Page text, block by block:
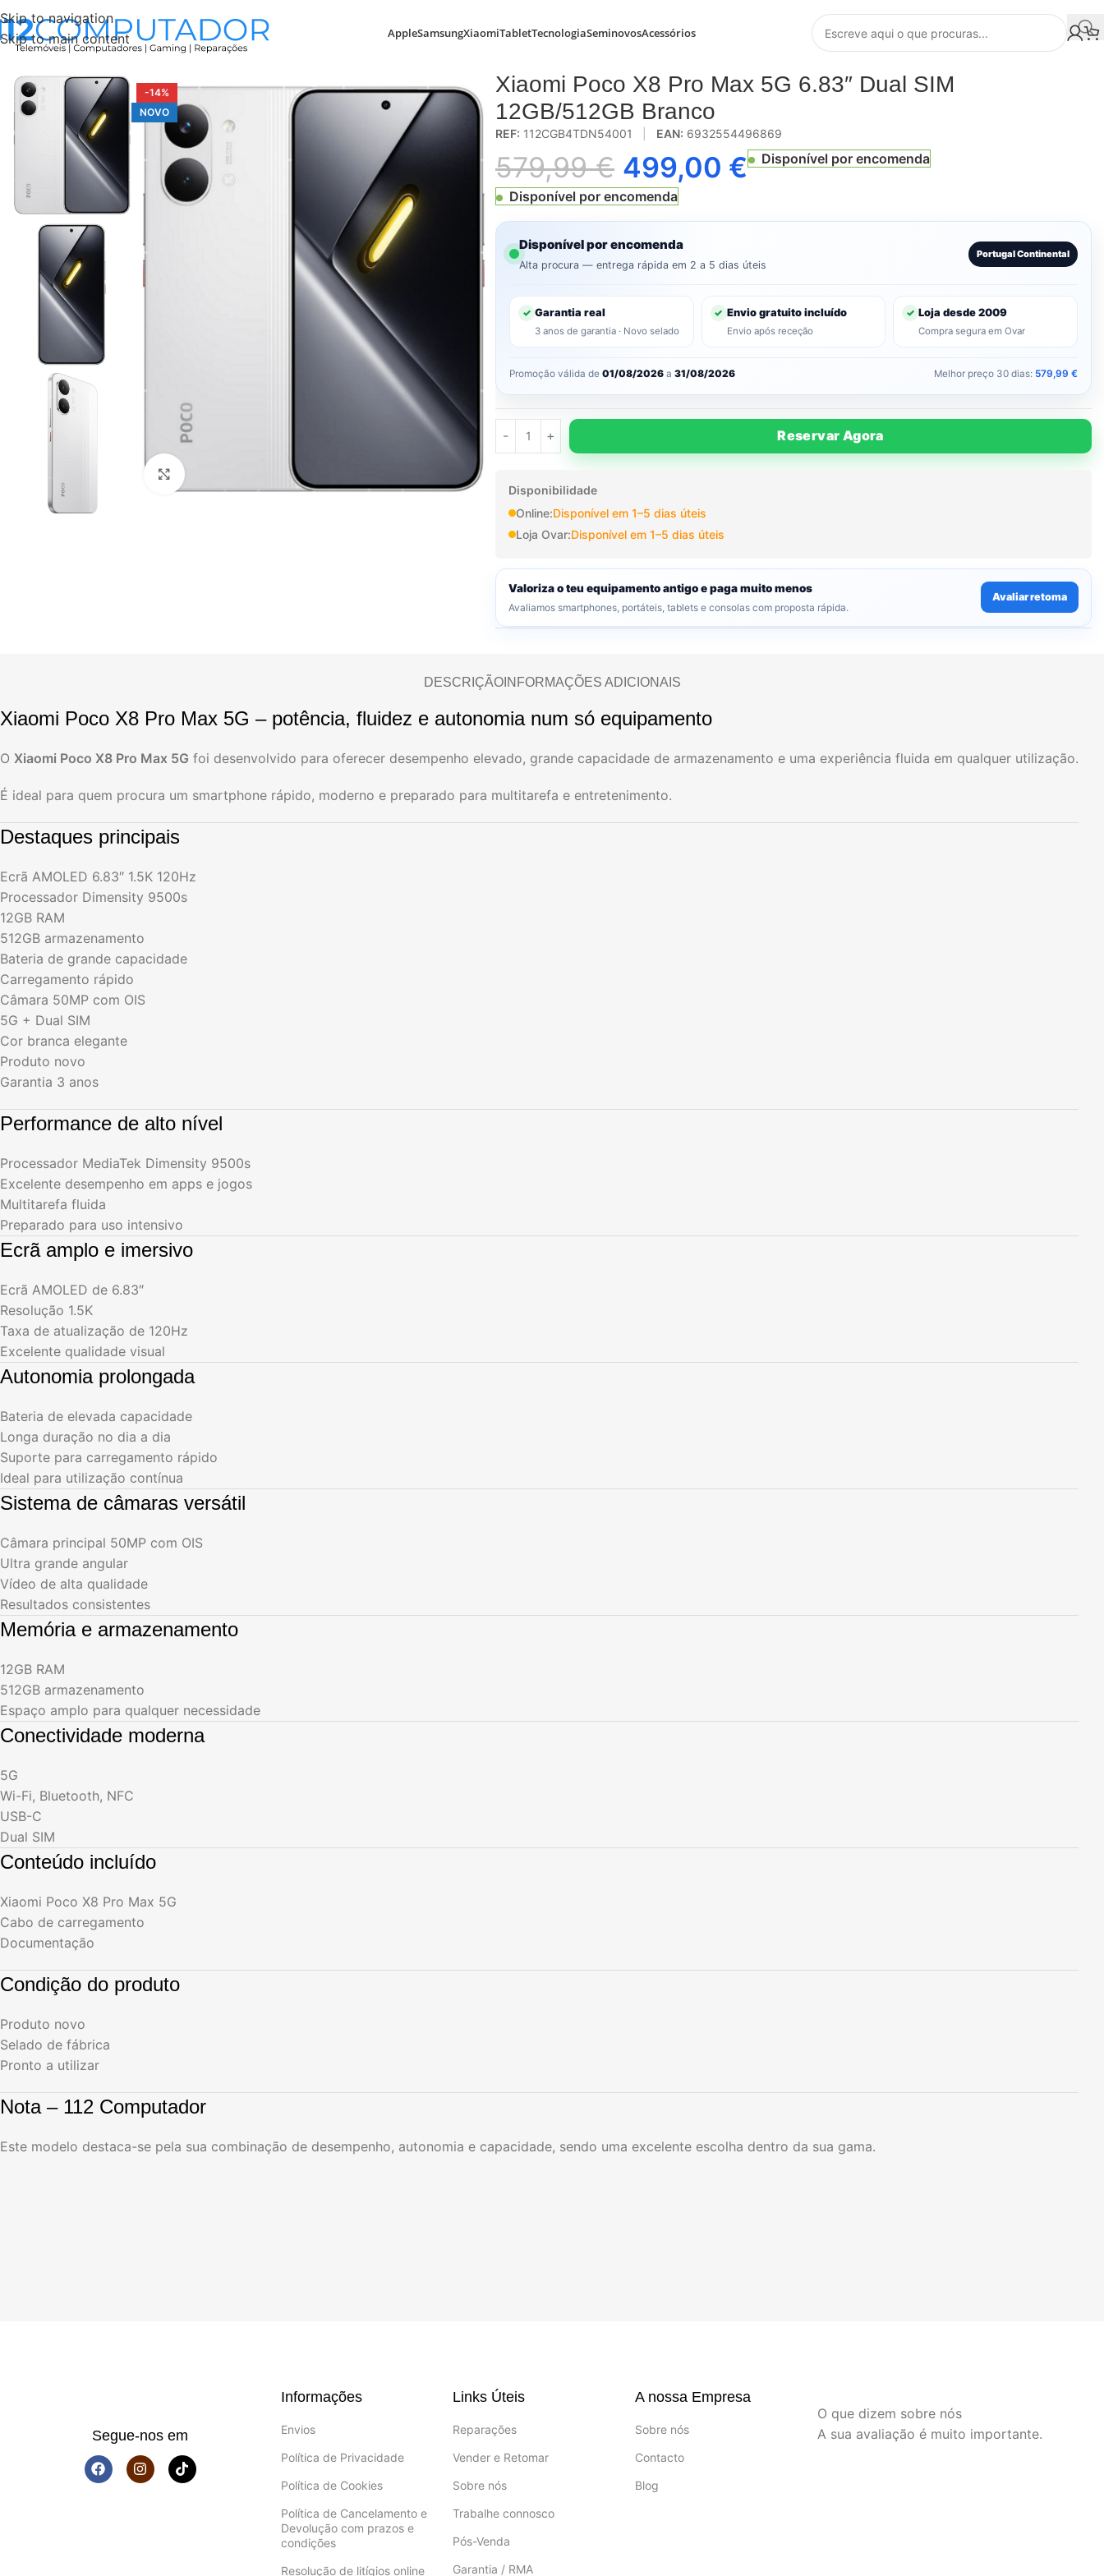
Skip to navigation
Skip to main content
AppleSamsungXiaomiTabletTecnologiaSeminovosAcessórios
-14%
NOVO
Xiaomi Poco X8 Pro Max 5G 6.83″ Dual SIM
12GB/512GB Branco
REF: 112CGB4TDN54001 EAN: 6932554496869
579,99€ 499,00 € Disponível por encomenda
Disponível por encomenda
Disponível por encomenda
Alta procura — entrega rápida em 2 a 5 dias úteis
Portugal Continental
✓ Garantia real
3 anos de garantia · Novo selado
✓ Envio gratuito incluído
Envio após receção
✓ Loja desde 2009
Compra segura em Ovar
Promoção válida de01/08/2026 a31/08/2026 Melhor preço 30 dias: 579,99 €
Reservar Agora
Disponibilidade
Online:Disponível em 1–5 dias úteis
Loja Ovar:Disponível em 1–5 dias úteis
Valoriza o teu equipamento antigo e paga muito menos
Avaliamos smartphones, portáteis, tablets e consolas com proposta rápida.
Avaliar retoma
DESCRIÇÃOINFORMAÇÕES ADICIONAIS
Xiaomi Poco X8 Pro Max 5G – potência, fluidez e autonomia num só equipamento
O Xiaomi Poco X8 Pro Max 5G foi desenvolvido para oferecer desempenho elevado, grande capacidade de armazenamento e uma experiência fluida em qualquer utilização.
É ideal para quem procura um smartphone rápido, moderno e preparado para multitarefa e entretenimento.
Destaques principais
Ecrã AMOLED 6.83″ 1.5K 120Hz
Processador Dimensity 9500s
12GB RAM
512GB armazenamento
Bateria de grande capacidade
Carregamento rápido
Câmara 50MP com OIS
5G + Dual SIM
Cor branca elegante
Produto novo
Garantia 3 anos
Performance de alto nível
Processador MediaTek Dimensity 9500s
Excelente desempenho em apps e jogos
Multitarefa fluida
Preparado para uso intensivo
Ecrã amplo e imersivo
Ecrã AMOLED de 6.83″
Resolução 1.5K
Taxa de atualização de 120Hz
Excelente qualidade visual
Autonomia prolongada
Bateria de elevada capacidade
Longa duração no dia a dia
Suporte para carregamento rápido
Ideal para utilização contínua
Sistema de câmaras versátil
Câmara principal 50MP com OIS
Ultra grande angular
Vídeo de alta qualidade
Resultados consistentes
Memória e armazenamento
12GB RAM
512GB armazenamento
Espaço amplo para qualquer necessidade
Conectividade moderna
5G
Wi-Fi, Bluetooth, NFC
USB-C
Dual SIM
Conteúdo incluído
Xiaomi Poco X8 Pro Max 5G
Cabo de carregamento
Documentação
Condição do produto
Produto novo
Selado de fábrica
Pronto a utilizar
Nota – 112 Computador
Este modelo destaca-se pela sua combinação de desempenho, autonomia e capacidade, sendo uma excelente escolha dentro da sua gama.
Segue-nos em
Informações
Envios
Política de Privacidade
Política de Cookies
Política de Cancelamento e
Devolução com prazos e
condições
Resolução de litígios online
Links Úteis
Reparações
Vender e Retomar
Sobre nós
Trabalhe connosco
Pós-Venda
Garantia / RMA
A nossa Empresa
Sobre nós
Contacto
Blog
O que dizem sobre nós
A sua avaliação é muito importante.